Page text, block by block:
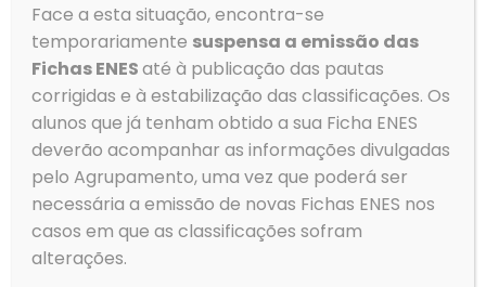
geral@aeovar.pt
Menu
→
Agrupamento
→
Alunos
→
Serviços
→
Clubes e Projetos
→
Contactos
Face a esta situação, encontra-se
temporariamente suspensa a emissão das
Fichas ENESaté à publicação das pautas
corrigidas e à estabilização das classificações. Os
alunos que já tenham obtido a sua Ficha ENES
deverão acompanhar as informações divulgadas
pelo Agrupamento, uma vez que poderá ser
necessária a emissão de novas Fichas ENES nos
casos em que as classificações sofram
alterações.